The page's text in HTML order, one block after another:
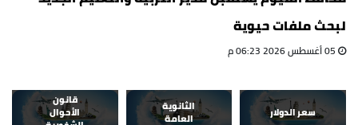
لبحث ملفات حيوية
سعر الدولار
الثانوية
العامة
قانون
الأحوال